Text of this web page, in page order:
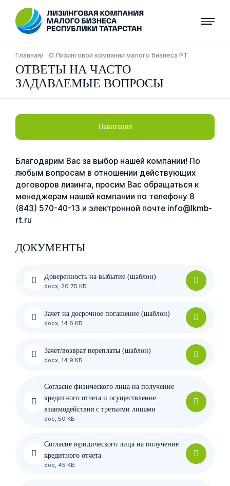
основному
Строка
навигации
Главная О Лизинговой компании малого бизнеса РТ
ОТВЕТЫ НА ЧАСТО
ЗАДАВАЕМЫЕ ВОПРОСЫ
Навигация
Благодарим Вас за выбор нашей компании! По
любым вопросам в отношении действующих
договоров лизинга, просим Вас обращаться к
менеджерам нашей компании по телефону 8
(843) 570-40-13 и электронной почте info@lkmb-
rt.ru
ДОКУМЕНТЫ
Доверенность на выбытие (шаблон)
docx, 20.75 КБ
Зачет на досрочное погашение (шаблон)
docx, 14.6 КБ
Зачет/возврат переплаты (шаблон)
docx, 14.9 КБ
Согласие физического лица на получение
кредитного отчета и осуществление
взаимодействия с третьими лицами
doc, 50 КБ
Согласие юридического лица на получение
кредитного отчета
doc, 45 КБ